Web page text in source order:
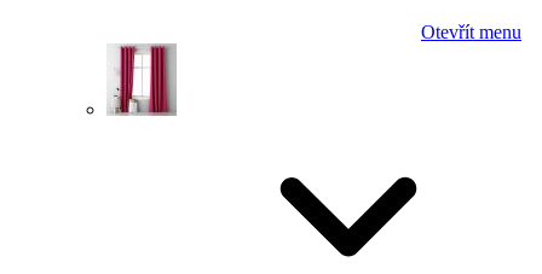
Otevřít menu